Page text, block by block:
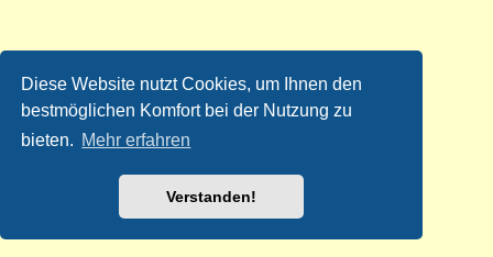
Diese Website nutzt Cookies, um Ihnen den
bestmöglichen Komfort bei der Nutzung zu
bieten. Mehr erfahren
Verstanden!